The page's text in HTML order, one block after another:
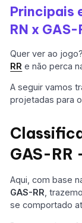
Principais
RN x
Quer ver ao
RR e não perca
A seguir vamos
projetadas para
GAS-RR
Aqui, com base
GAS-RR ,
se comportado